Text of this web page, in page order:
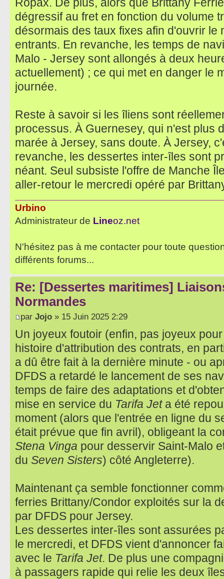
dégressif au fret en fonction du volume
désormais des taux fixes afin d'ouvrir le
entrants. En revanche, les temps de
Malo - Jersey sont allongés à deux
actuellement) ; ce qui met en danger le
journée.
Reste à savoir si les îliens sont
processus. À Guernesey, qui n'est plus
marée à Jersey, sans doute. À Jersey,
revanche, les dessertes inter-îles sont
néant. Seul subsiste l'offre de Manche
aller-retour le mercredi opéré par
Urbino
Administrateur de Lineoz.net
N'hésitez pas à me contacter pour toute
différents forums...
Re: [Dessertes maritimes]
Normandes
par Jojo » 15 Juin 2025 2:29
Un joyeux foutoir (enfin, pas joyeux
histoire d'attribution des contrats, en
a dû être fait à la dernière minute - ou
DFDS a retardé le lancement de ses
temps de faire des adaptations et
mise en service du Tarifa Jeta été
moment (alors que l'entrée en ligne du
était prévue que fin avril), obligeant la
Stena Vinga pour desservir Saint-Malo
du Seven Sisters) côté Angleterre).
Maintenant ça semble fonctionner
ferries Brittany/Condor exploités sur la
par DFDS pour Jersey.
Les dessertes inter-îles sont assurées
le mercredi, et DFDS vient d'annoncer
avec le Tarifa Jet. De plus une
à passagers rapide qui relie les deux